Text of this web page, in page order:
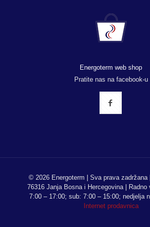
Energoterm web shop
Pratite nas na facebook-u
© 2026 Energoterm | Sva prava zadržana
76316 Janja Bosna i Hercegovina | Radno
7:00 – 17:00; sub: 7:00 – 15:00; nedjelja
Internet prodavnica